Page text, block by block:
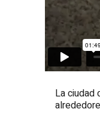
La ciudad